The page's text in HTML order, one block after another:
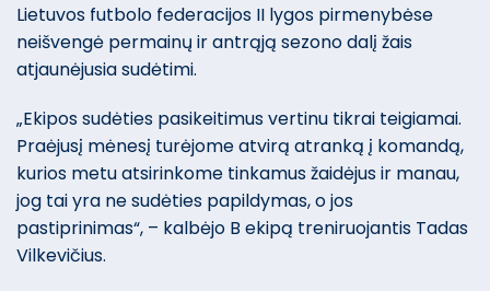
Lietuvos futbolo federacijos II lygos pirmenybėse
neišvengė permainų ir antrąją sezono dalį žais
atjaunėjusia sudėtimi.
„Ekipos sudėties pasikeitimus vertinu tikrai teigiamai.
Praėjusį mėnesį turėjome atvirą atranką į komandą,
kurios metu atsirinkome tinkamus žaidėjus ir manau,
jog tai yra ne sudėties papildymas, o jos
pastiprinimas“, – kalbėjo B ekipą treniruojantis Tadas
Vilkevičius.